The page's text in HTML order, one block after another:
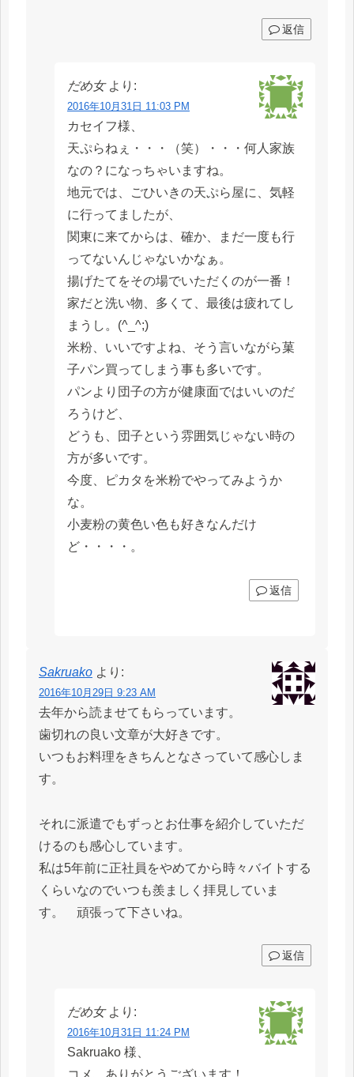
返信
だめ女 より:
2016年10月31日 11:03 PM
カセイフ様、
天ぷらねぇ・・・（笑）・・・何人家族
なの？になっちゃいますね。
地元では、ごひいきの天ぷら屋に、気軽
に行ってましたが、
関東に来てからは、確か、まだ一度も行
ってないんじゃないかなぁ。
揚げたてをその場でいただくのが一番！
家だと洗い物、多くて、最後は疲れてし
まうし。(^_^;)
米粉、いいですよね、そう言いながら菓
子パン買ってしまう事も多いです。
パンより団子の方が健康面ではいいのだ
ろうけど、
どうも、団子という雰囲気じゃない時の
方が多いです。
今度、ピカタを米粉でやってみようか
な。
小麦粉の黄色い色も好きなんだけ
ど・・・・。
返信
Sakruako より:
2016年10月29日 9:23 AM
去年から読ませてもらっています。
歯切れの良い文章が大好きです。
いつもお料理をきちんとなさっていて感心しま
す。
それに派遣でもずっとお仕事を紹介していただ
けるのも感心しています。
私は5年前に正社員をやめてから時々バイトする
くらいなのでいつも羨ましく拝見していま
す。 頑張って下さいね。
返信
だめ女 より:
2016年10月31日 11:24 PM
Sakruako 様、